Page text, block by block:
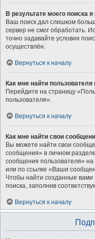
В результате моего поиска
Ваш поиск дал слишком
сервер не смог обработать.
точно задавайте условия
осуществлён.
Вернуться к началу
Как мне найти
Перейдите на страницу
пользователя».
Вернуться к началу
Как мне найти свои
Вы можете найти свои
сообщения» в личном
сообщения пользователя»
или по ссылке «Ваши
Чтобы найти созданные вами
поиска, заполнив
Вернуться к началу